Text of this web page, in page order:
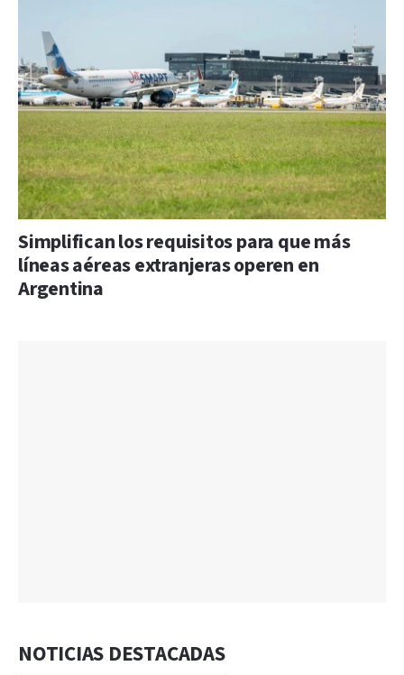
Simplifican los requisitos para que más
líneas aéreas extranjeras operen en
Argentina
NOTICIAS DESTACADAS